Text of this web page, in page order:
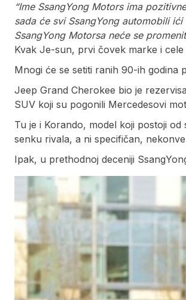
“Ime SsangYong Motors ima
sada će svi SsangYong automobili
SsangYong Motorsa neće se
Kvak Je-sun, prvi čovek marke i cele
Mnogi će se setiti ranih 90-ih godina
Jeep Grand Cherokee bio je
SUV koji su pogonili Mercedesovi
Tu je i Korando, model koji postoji
senku rivala, a ni specifičan,
Ipak, u prethodnoj deceniji